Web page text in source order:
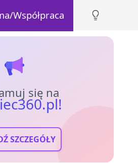
Współpraca
się na
SZCZEGÓŁY